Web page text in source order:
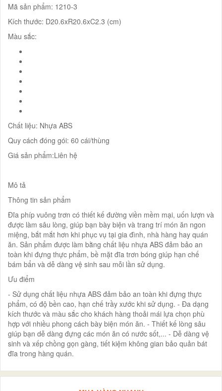
Mã sản phẩm: 1210-3
Kích thước: D20.6xR20.6xC2.3 (cm)
Màu sắc:
Chất liệu: Nhựa ABS
Quy cách đóng gói: 60 cái/thùng
Giá sản phẩm:Liên hệ
Mô tả
Thông tin sản phẩm
Đĩa phíp vuông trơn có thiết kế đường viền mềm mại, uốn lượn và
được làm sâu lòng, giúp bạn bày biện và trang trí món ăn ngon
miệng, bắt mắt hơn khi phục vụ tại gia đình, nhà hàng hay quán
ăn. Sản phẩm được làm bằng chất liệu nhựa ABS đảm bảo an
toàn khi đựng thực phẩm, bề mặt đĩa trơn bóng giúp hạn chế
bám bẩn và dễ dàng vệ sinh sau mỗi lần sử dụng.
Ưu điểm
- Sử dụng chất liệu nhựa ABS đảm bảo an toàn khi đựng thực
phẩm, có độ bền cao, hạn chế trầy xước khi sử dụng. - Đa dạng
kích thước và màu sắc cho khách hàng thoải mái lựa chọn phù
hợp với nhiều phong cách bày biện món ăn. - Thiết kế lòng sâu
giúp bạn dễ dàng đựng các món ăn có nước sốt,... - Dễ dàng vệ
sinh và xếp chồng gọn gàng, tiết kiệm không gian bảo quản bát
đĩa trong hàng quán.